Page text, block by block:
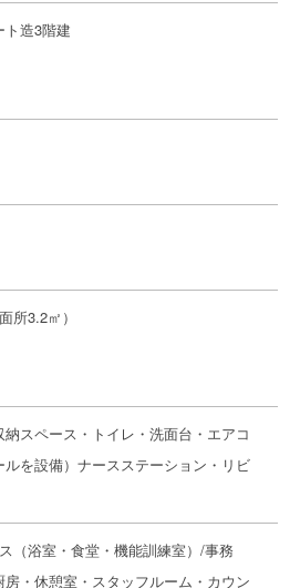
造3階建
所3.2㎡）
スペース・トイレ・洗面台・エアコ
ルを設備）ナースステーション・リビ
（浴室・食堂・機能訓練室）/事務
房・休憩室・スタッフルーム・カウン